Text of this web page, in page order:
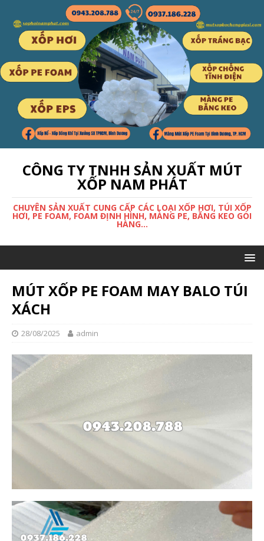
CÔNG TY TNHH SẢN XUẤT MÚT
XỐP NAM PHÁT
CHUYÊN SẢN XUẤT CUNG CẤP CÁC LOẠI XỐP HƠI, TÚI XỐP
HƠI, PE FOAM, FOAM ĐỊNH HÌNH, MÀNG PE, BĂNG KEO GÓI
HÀNG...
MÚT XỐP PE FOAM MAY BALO TÚI
XÁCH
28/08/2025 admin